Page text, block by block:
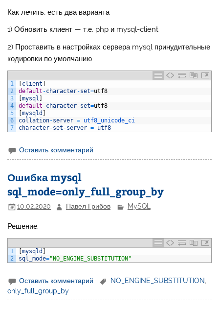
Как лечить, есть два варианта
1) Обновить клиент — т.е. php и mysql-client
2) Проставить в настройках сервера mysql принудительные
кодировки по умолчанию
1
2
3
4
5
6
7
[client ]
default -character-set=utf8
[mysql ]
default -character-set=utf8
[mysqld ]
collation-server = utf8_unicode_ci
character-set -server = utf8
Оставить комментарий
Ошибка mysql
sql_mode=only_full_group_by
10.02.2020 Павел Грибов MySQL
Решение:
1
2
[mysqld
sql_mode="NO_ENGINE_SUBSTITUTION"
Оставить комментарий NO_ENGINE_SUBSTITUTION
only_full_group_by